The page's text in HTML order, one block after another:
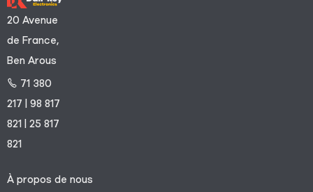
20 Avenue
de France,
Ben Arous
71 380
217 | 98 817
821 | 25 817
821
À propos de nous